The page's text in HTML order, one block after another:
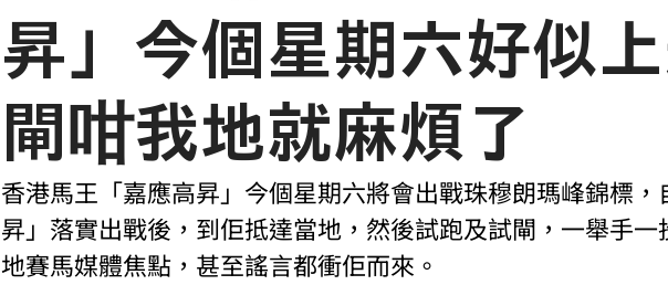
昇」今個星期六好似
閘咁我地就麻煩了
香港馬王「嘉應高昇」今個星期六將會出戰珠穆朗瑪峰錦標，
昇」落實出戰後，到佢抵達當地，然後試跑及試閘，一舉手一
地賽馬媒體焦點，甚至謠言都衝佢而來。